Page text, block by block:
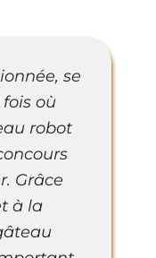
se
où
robot
Grâce
à la